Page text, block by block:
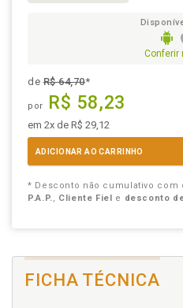
Conferir
deR$ 64,70*
por R$ 58,23
em 2x de R$ 29,12
ADICIONAR AO CARRINHO
* Desconto não cumulativo
P.A.P., Cliente Fiel e desconto
FICHA TÉCNICA